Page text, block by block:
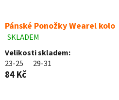
Pánské Ponožky Wearel kolo
Průměrné
hodnocení
produktu
je
4,9
SKLADEM
Velikosti skladem:
23-25
29-31
84 Kč